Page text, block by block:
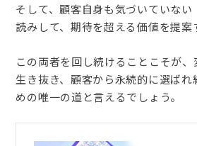
そして、顧客自身も気づいていない
読みして、期待を超える価値を提案
この両者を回し続けることこそが
生き抜き、顧客から永続的に選ばれ
めの唯一の道と言えるでしょう。